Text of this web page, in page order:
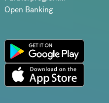
Open Banking